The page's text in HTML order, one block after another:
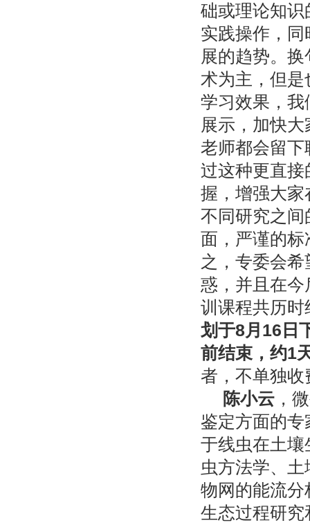
础或理论知
实践操作，
展的趋势。
术为主，但
学习效果，
展示，加快
老师都会留
过这种更直
握，增强大
不同研究之
面，严谨的
之，专委会
惑，并且在
训课程共历时
划于8月 16 日
前结束，约1
者，不单独
陈小云 ，
鉴定方面的
于线虫在土
虫方法学、
物网的能流
生态过程研